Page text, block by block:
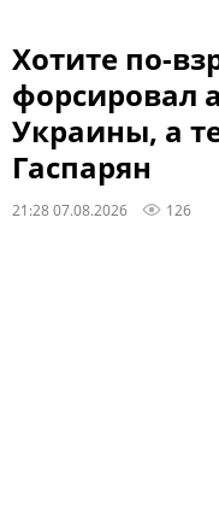
Хотите по-
форсировал
Украины, а
Гаспарян
21:28 07.08.2026 126